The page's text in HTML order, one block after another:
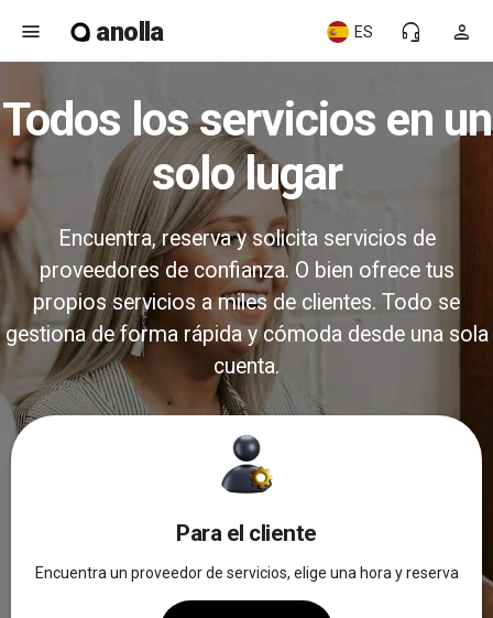
menu anolla person
headset_mic
ES
Todos los servicios en un
solo lugar
Encuentra, reserva y solicita servicios de
proveedores de confianza. O bien ofrece tus
propios servicios a miles de clientes. Todo se
gestiona de forma rápida y cómoda desde una sola
cuenta.
Para el cliente
Encuentra un proveedor de servicios, elige una hora y reserva